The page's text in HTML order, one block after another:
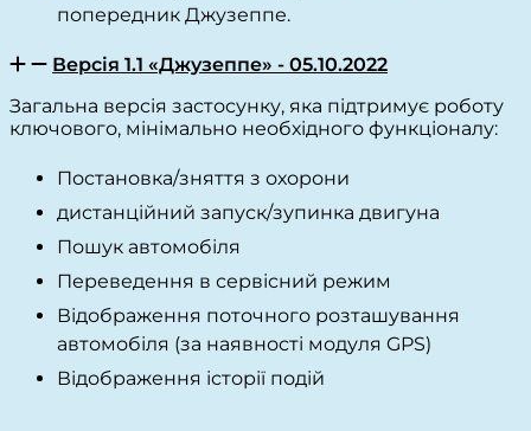
попередник Джузеппе.
Версія 1.1 «Джузеппе» - 05.10.2022
Загальна версія застосунку, яка підтримує роботу
ключового, мінімально необхідного функціоналу:
Постановка/зняття з охорони
дистанційний запуск/зупинка двигуна
Пошук автомобіля
Переведення в сервісний режим
Відображення поточного розташування
автомобіля (за наявності модуля GPS)
Відображення історії подій